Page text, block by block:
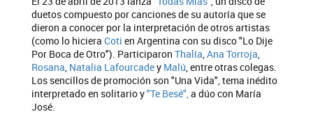
duetos compuesto por canciones de su autoría que se
dieron a conocer por la interpretación de otros artistas
(como lo hiciera Coti en Argentina con su disco "Lo Dije
Por Boca de Otro"). Participaron Thalía,Ana Torroja,
Rosana, Natalia Lafourcadey Malú, entre otras colegas.
Los sencillos de promoción son "Una Vida", tema inédito
interpretado en solitario y"Te Besé",a dúo con María
José.